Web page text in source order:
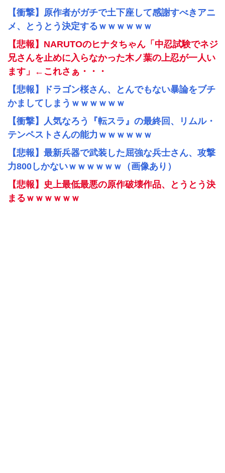
【衝撃】原作者がガチで土下座して感謝すべきアニ
メ、とうとう決定するｗｗｗｗｗｗ
【悲報】NARUTOのヒナタちゃん「中忍試験でネジ
兄さんを止めに入らなかった木ノ葉の上忍が一人い
ます」←これさぁ・・・
【悲報】ドラゴン桜さん、とんでもない暴論をブチ
かましてしまうｗｗｗｗｗｗ
【衝撃】人気なろう『転スラ』の最終回、リムル・
テンペストさんの能力ｗｗｗｗｗｗ
【悲報】最新兵器で武装した屈強な兵士さん、攻撃
力800しかないｗｗｗｗｗｗ（画像あり）
【悲報】史上最低最悪の原作破壊作品、とうとう決
まるｗｗｗｗｗｗ